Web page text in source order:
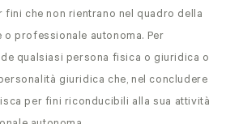
che non rientrano nel quadro della
professionale autonoma. Per
qualsiasi persona fisica o giuridica o
giuridica che, nel concludere
per fini riconducibili alla sua attività